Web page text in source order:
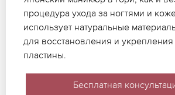
процедура ухода за ногтями и
использует натуральные
для восстановления и укрепления
пластины.
Бесплатная